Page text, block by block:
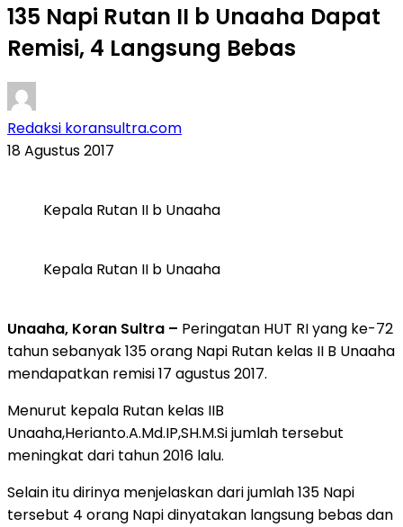
135 Napi Rutan II b Unaaha Dapat
Remisi, 4 Langsung Bebas
Redaksi koransultra.com
18 Agustus 2017
Kepala Rutan II b Unaaha
Kepala Rutan II b Unaaha
Unaaha, Koran Sultra – Peringatan HUT RI yang ke-72
tahun sebanyak 135 orang Napi Rutan kelas II B Unaaha
mendapatkan remisi 17 agustus 2017.
Menurut kepala Rutan kelas IIB
Unaaha,Herianto.A.Md.IP,SH.M.Si jumlah tersebut
meningkat dari tahun 2016 lalu.
Selain itu dirinya menjelaskan dari jumlah 135 Napi
tersebut 4 orang Napi dinyatakan langsung bebas dan